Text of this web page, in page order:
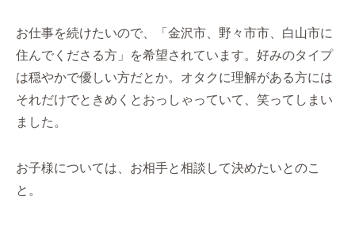
お仕事を続けたいので、「金沢市、野々市市、白山市に
住んでくださる方」を希望されています。好みのタイプ
は穏やかで優しい方だとか。オタクに理解がある方には
それだけでときめくとおっしゃっていて、笑ってしまい
ました。
お子様については、お相手と相談して決めたいとのこ
と。